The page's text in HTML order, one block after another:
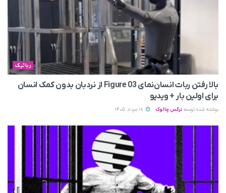
رباتیک
بالا رفتن ربات انسان‌نمای Figure 03 از نردبان بدون کمک انسان
برای اولین بار + ویدیو
نوشته شده توسط نرگس چالوک